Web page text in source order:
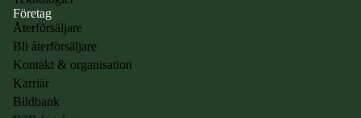
Företag
Återförsäljare
Bli återförsäljare
Kontakt & organisation
Karriär
Bildbank